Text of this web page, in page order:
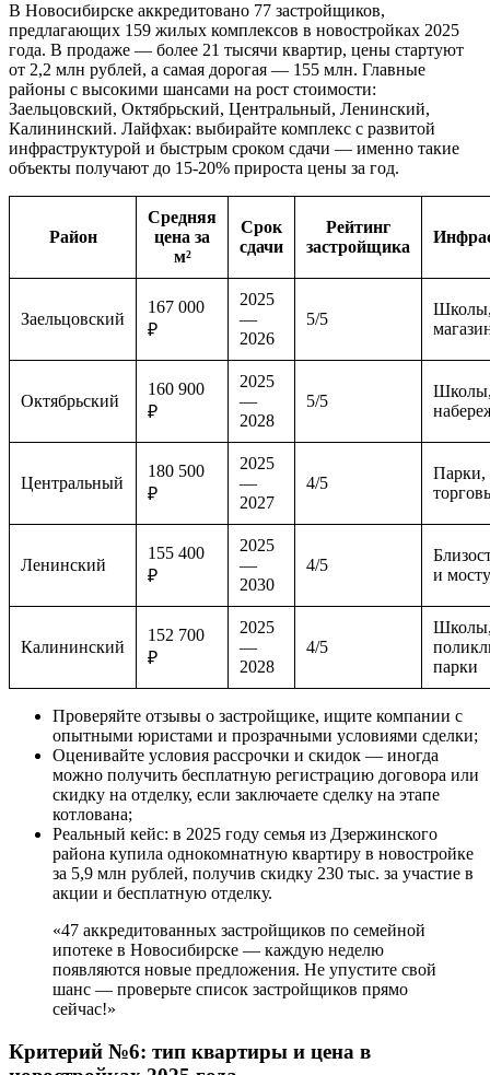
В Новосибирске аккредитовано 77 застройщиков,
предлагающих 159 жилых комплексов в новостройках 2025
года. В продаже — более 21 тысячи квартир, цены стартуют
от 2,2 млн рублей, а самая дорогая — 155 млн. Главные
районы с высокими шансами на рост стоимости:
Заельцовский, Октябрьский, Центральный, Ленинский,
Калининский. Лайфхак: выбирайте комплекс с развитой
инфраструктурой и быстрым сроком сдачи — именно такие
объекты получают до 15-20% прироста цены за год.
Район
Средняя
цена за
м²
Срок
сдачи
Рейтинг
застройщика
Заельцовский
167 000
₽
2025
—
2026
5/5
Октябрьский
160 900
₽
2025
—
2028
5/5
Центральный
180 500
₽
2025
—
2027
4/5
Парки,
Ленинский
155 400
₽
2025
—
2030
4/5
и мосту
Калининский
152 700
₽
2025
—
2028
4/5
парки
Проверяйте отзывы о застройщике, ищите компании с
опытными юристами и прозрачными условиями сделки;
Оценивайте условия рассрочки и скидок — иногда
можно получить бесплатную регистрацию договора или
скидку на отделку, если заключаете сделку на этапе
котлована;
Реальный кейс: в 2025 году семья из Дзержинского
района купила однокомнатную квартиру в новостройке
за 5,9 млн рублей, получив скидку 230 тыс. за участие в
акции и бесплатную отделку.
«47 аккредитованных застройщиков по семейной
ипотеке в Новосибирске — каждую неделю
появляются новые предложения. Не упустите свой
шанс — проверьте список застройщиков прямо
сейчас!»
Критерий №6: тип квартиры и цена в